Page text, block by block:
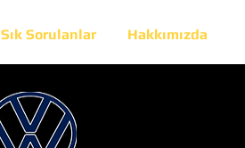
Sık Sorulanlar Hakkımızda